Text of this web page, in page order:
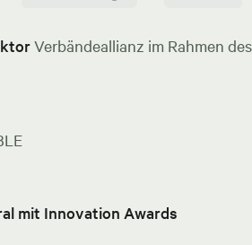
Verbändeallianz im Rahmen
mit Innovation Awards